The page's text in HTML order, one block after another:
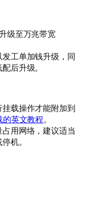
级至万兆带宽
工单加钱升级，同
后升级。
载操作才能附加到
的英文教程。
用网络，建议适当
机。